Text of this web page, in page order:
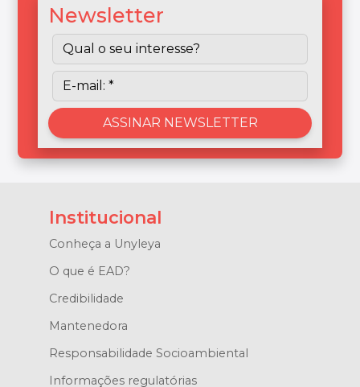
Newsletter
Institucional
Conheça a Unyleya
O que é EAD?
Credibilidade
Mantenedora
Responsabilidade Socioambiental
Informações regulatórias